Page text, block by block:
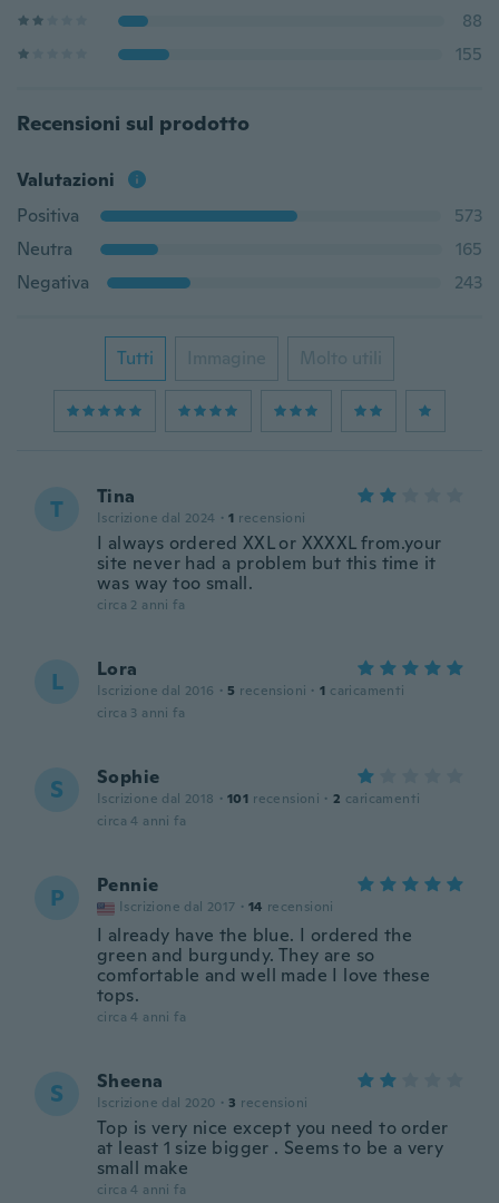
88
155
Recensioni sul prodotto
Valutazioni
Positiva
573
Neutra
165
Negativa
243
Tutti Immagine Molto utili
T Tina
Iscrizione dal 2024 · 1 recensioni
I always ordered XXL or XXXXL from.your
site never had a problem but this time it
was way too small.
circa 2 anni fa
L Lora
Iscrizione dal 2016 · 5 recensioni · 1 caricamenti
circa 3 anni fa
S Sophie
Iscrizione dal 2018 · 101 recensioni · 2 caricamenti
circa 4 anni fa
P Pennie
Iscrizione dal 2017 · 14 recensioni
I already have the blue. I ordered the
green and burgundy. They are so
comfortable and well made I love these
tops.
circa 4 anni fa
S Sheena
Iscrizione dal 2020 · 3 recensioni
Top is very nice except you need to order
at least 1 size bigger . Seems to be a very
small make
circa 4 anni fa